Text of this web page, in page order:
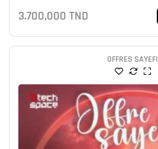
3.700,000 TND
OFFRES SAYEFI